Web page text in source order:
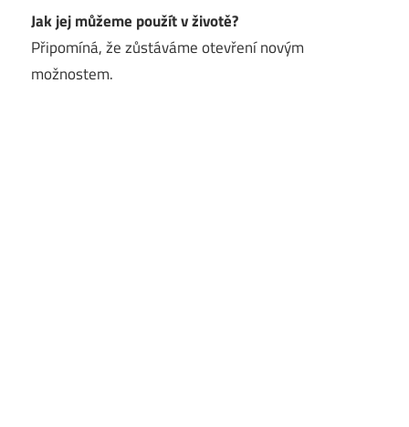
Jak jej můžeme použít v životě?
Připomíná, že zůstáváme otevření novým
možnostem.